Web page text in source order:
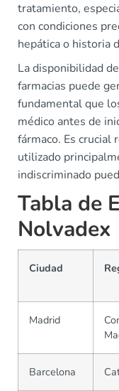
tratamiento,
con condiciones
hepática o historia
La disponibilidad
farmacias puede
fundamental que
médico antes de
fármaco. Es crucial
utilizado
indiscriminado
Tabla de
Nolvadex
Ciudad
Madrid
Barcelona